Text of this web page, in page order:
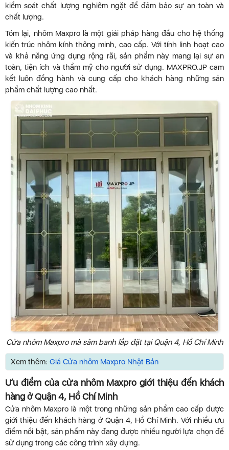
kiểm soát chất lượng nghiêm ngặt để đảm bảo sự an toàn và
chất lượng.
Tóm lại, nhôm Maxpro là một giải pháp hàng đầu cho hệ thống
kiến trúc nhôm kính thông minh, cao cấp. Với tính linh hoạt cao
và khả năng ứng dụng rộng rãi, sản phẩm này mang lại sự an
toàn, tiện ích và thẩm mỹ cho người sử dụng. MAXPRO.JP cam
kết luôn đồng hành và cung cấp cho khách hàng những sản
phẩm chất lượng cao nhất.
Cửa nhôm Maxpro mà sâm banh lắp đặt tại Quận 4, Hồ Chí Minh
Xem thêm: Giá Cửa nhôm Maxpro Nhật Bản
Ưu điểm của cửa nhôm Maxpro giới thiệu đến khách
hàng ở Quận 4, Hồ Chí Minh
Cửa nhôm Maxpro là một trong những sản phẩm cao cấp được
giới thiệu đến khách hàng ở Quận 4, Hồ Chí Minh. Với nhiều ưu
điểm nổi bật, sản phẩm này đang được nhiều người lựa chọn để
sử dụng trong các công trình xây dựng.